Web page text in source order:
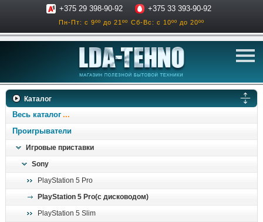
+375 29 398-90-92 +375 33 393-90-92
Пн-Пт: с 9ºº до 21ºº Сб-Вс: с 10ºº до 20ºº
телевизоры
ресиверы, усилители
отопительные котлы
Каталог
Весь каталог
Проигрыватели
Игровые приставки
Sony
PlayStation 5 Pro
PlayStation 5 Pro(с дисководом)
PlayStation 5 Slim